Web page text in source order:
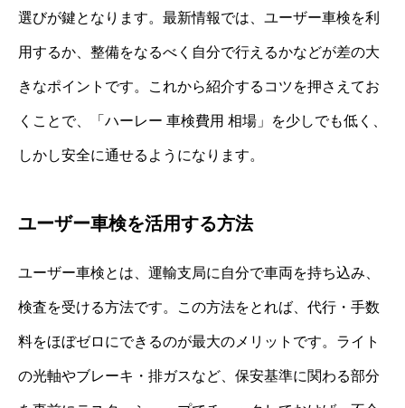
選びが鍵となります。最新情報では、ユーザー車検を利
用するか、整備をなるべく自分で行えるかなどが差の大
きなポイントです。これから紹介するコツを押さえてお
くことで、「ハーレー 車検費用 相場」を少しでも低く、
しかし安全に通せるようになります。
ユーザー車検を活用する方法
ユーザー車検とは、運輸支局に自分で車両を持ち込み、
検査を受ける方法です。この方法をとれば、代行・手数
料をほぼゼロにできるのが最大のメリットです。ライト
の光軸やブレーキ・排ガスなど、保安基準に関わる部分